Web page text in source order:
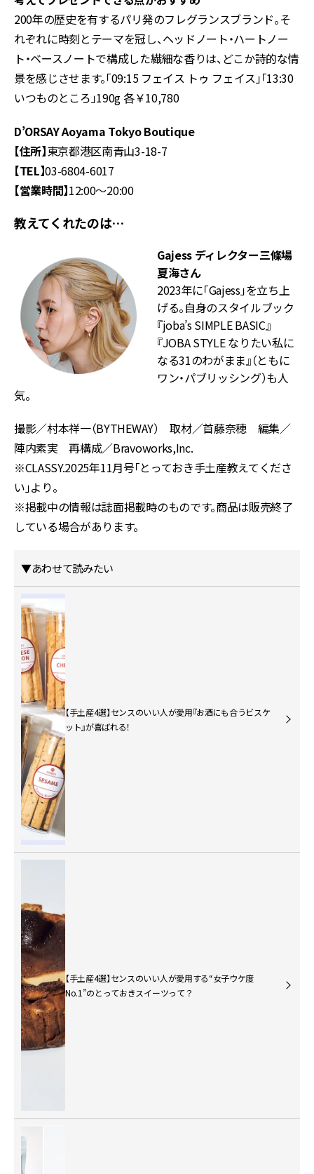
200年の歴史を有するパリ発のフレグランスブランド。そ
れぞれに時刻とテーマを冠し、ヘッドノート・ハートノー
ト・ベースノートで構成した繊細な香りは、どこか詩的な情
景を感じさせます。「09:15 フェイス トゥ フェイス」「13:30
いつものところ」190g 各￥10,780
D’ORSAY Aoyama Tokyo Boutique
【住所】東京都港区南青山3-18-7
【TEL】03-6804-6017
【営業時間】12:00～20:00
教えてくれたのは…
Gajess ディレクター三條場
夏海さん
2023年に「Gajess」を立ち上
げる。自身のスタイルブック
『joba’s SIMPLE BASIC』
『JOBA STYLE なりたい私に
なる31のわがまま』（ともに
ワン・パブリッシング）も人
気。
撮影／村本祥一（BYTHEWAY） 取材／首藤奈穂 編集／
陣内素実 再構成／Bravoworks,Inc.
※CLASSY.2025年11月号「とっておき手土産教えてくださ
い」より。
※掲載中の情報は誌面掲載時のものです。商品は販売終了
している場合があります。
▼あわせて読みたい
【手土産4選】センスのいい人が愛用『お酒にも合うビスケ
ット』が喜ばれる！
【手土産4選】センスのいい人が愛用する“女子ウケ度
No.1”のとっておきスイーツって？